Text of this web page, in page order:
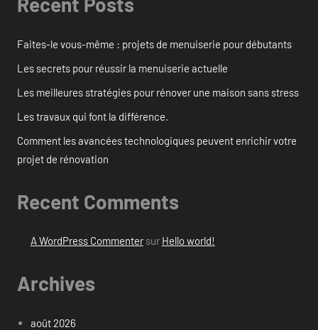
Faites-le vous-même : projets de menuiserie pour débutants
Les secrets pour réussir la menuiserie actuelle
Les meilleures stratégies pour rénover une maison sans stress
Les travaux qui font la différence.
Comment les avancées technologiques peuvent enrichir votre
projet de rénovation
Recent Comments
A WordPress Commentersur Hello world!
Archives
août 2026